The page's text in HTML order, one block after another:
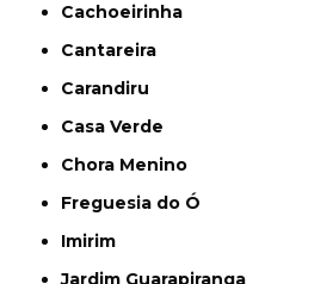
Cachoeirinha
Cantareira
Carandiru
Casa Verde
Chora Menino
Freguesia do Ó
Imirim